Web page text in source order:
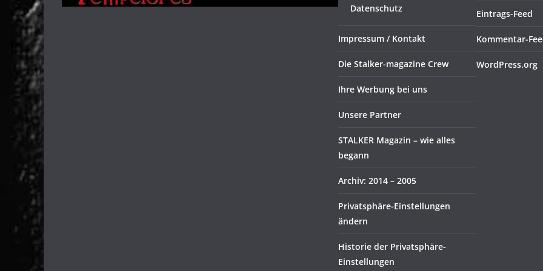
Datenschutz
Impressum / Kontakt
Die Stalker-magazine Crew
Ihre Werbung bei uns
Unsere Partner
STALKER Magazin – wie alles
begann
Archiv: 2014 – 2005
Privatsphäre-Einstellungen
ändern
Historie der Privatsphäre-
Einstellungen
Eintrags-Feed
Kommentar-
WordPress.org